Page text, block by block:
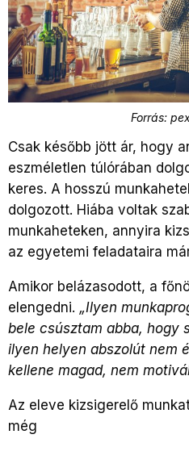
Forrás:
Csak később jött ár, hogy
eszméletlen túlórában
keres. A hosszú
dolgozott. Hiába voltak
munkaheteken, annyira
az egyetemi feladataira
Amikor belázasodott, a
elengedni. „Ilyen
bele csúsztam abba, hogy
ilyen helyen abszolút nem
kellene magad, nem
Az eleve kizsigerelő
még